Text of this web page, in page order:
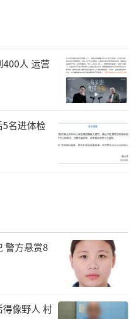
人 运营
名进体检
警方悬赏8
像野人 村